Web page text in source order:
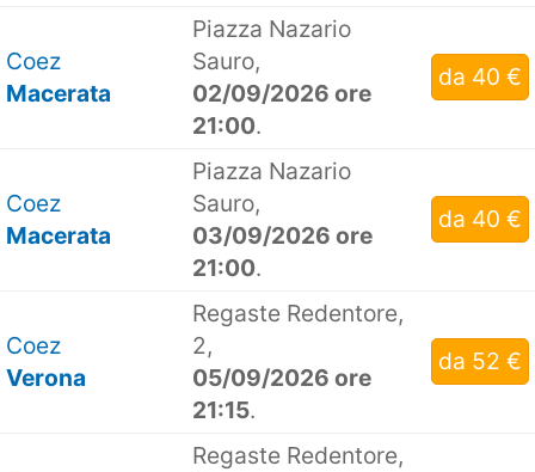
Coez
Macerata
Piazza Nazario
Sauro,
02/09/2026 ore
21:00.
da 40 €
Coez
Macerata
Piazza Nazario
Sauro,
03/09/2026 ore
21:00.
da 40 €
Coez
Verona
Regaste Redentore,
2,
05/09/2026 ore
21:15.
da 52 €
Regaste Redentore,